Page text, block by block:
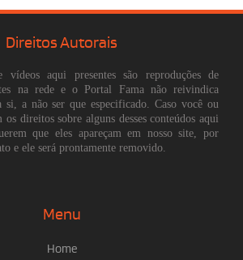
Direitos Autorais
vídeos aqui presentes são reproduções de
na rede e o Portal Fama não reivindica
si, a não ser que especificado. Caso você ou
os direitos sobre alguns desses conteúdos aqui
que eles apareçam em nosso site, por
e ele será prontamente removido.
Menu
Home